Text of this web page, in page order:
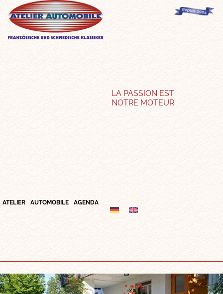
LA PASSION EST
NOTRE MOTEUR
ATELIER AUTOMOBILE AGENDA